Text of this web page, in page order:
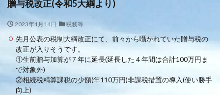
贈与税改正(令和5大綱より)
2023年1月14日 税務等
先月公表の税制大綱改正にて、前々から囁かれていた贈与税の
改正が入りそうです。
①生前贈与加算が７年に延長(延長した４年間は合計100万円ま
で対象外)
②相続税精算課税の少額(年110万円)非課税措置の導入(使い勝手
向上)